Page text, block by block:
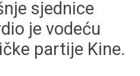
sjednice
je vodeću
partije Kine.